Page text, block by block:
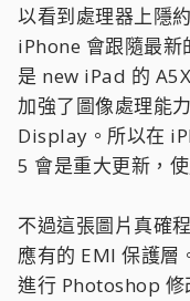
以看到處理器上隱
iPhone 會跟隨最
是 new iPad 的
加強了圖像處理能
Display。所以在
5 會是重大更新，
不過這張圖片真確
應有的 EMI 保護層
進行 Photoshop 修